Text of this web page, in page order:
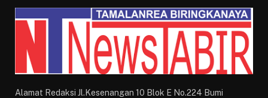
Alamat Redaksi Jl.Kesenangan 10 Blok E No.224 Bumi